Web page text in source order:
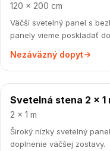
120 × 200 cm
Väčší svetelný panel s
panely vieme poskladať
Nezáväzný dopyt
cena na vyžiadanie
Svetelná stena 2 × 1
2 × 1 m
Široký nízky svetelný
doplnenie väčšej zostavy.